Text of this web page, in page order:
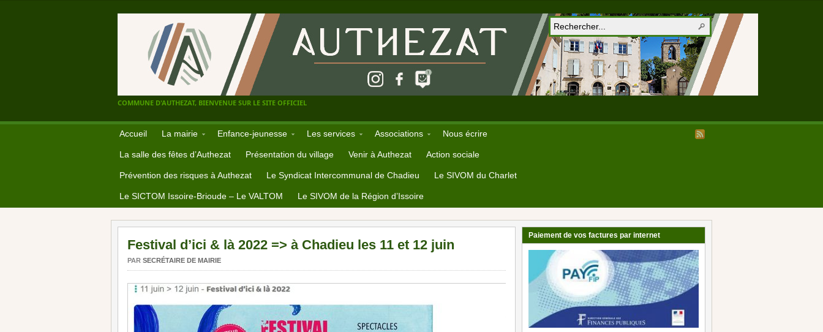
COMMUNE D'AUTHEZAT, BIENVENUE SUR LE SITE OFFICIEL
Accueil La mairie Enfance-jeunesse Les services Associations Nous écrire
La salle des fêtes d’Authezat Présentation du village Venir à Authezat Action sociale
Prévention des risques à Authezat Le Syndicat Intercommunal de Chadieu Le SIVOM du Charlet
Le SICTOM Issoire-Brioude – Le VALTOM Le SIVOM de la Région d’Issoire
Festival d’ici & là 2022 => à Chadieu les 11 et 12 juin
PAR SECRÉTAIRE DE MAIRIE
Paiement de vos factures par internet